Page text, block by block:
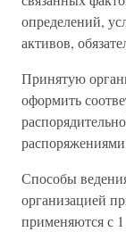
определений,
активов,
Принятую
оформить
Способы
организацией
применяются с